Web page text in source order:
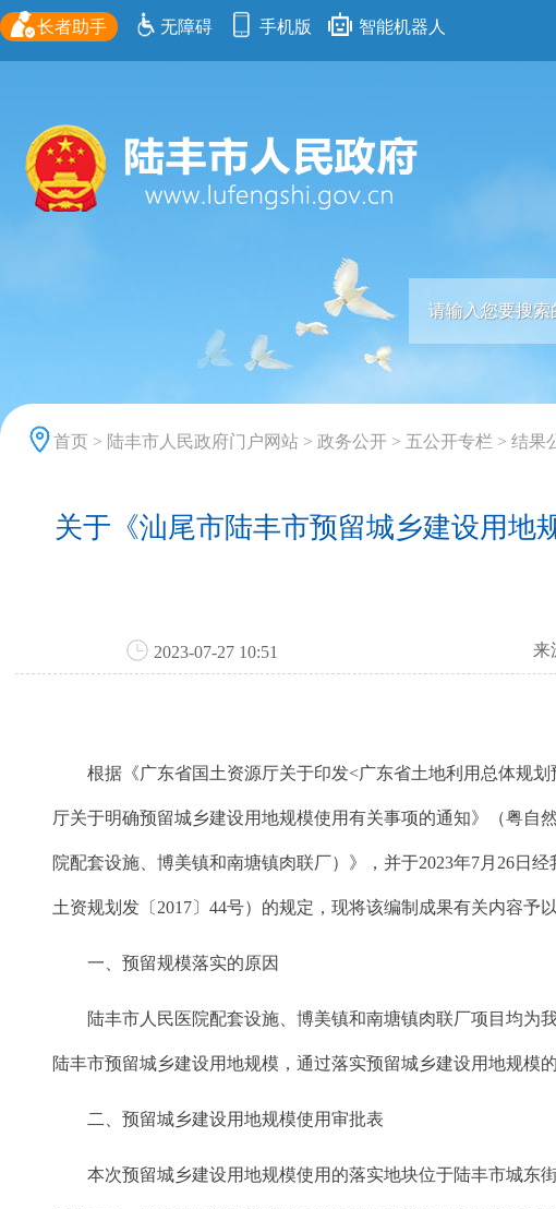
长者助手 无障碍 手机版 智能机器人
首页 > 陆丰市人民政府门户网站 > 政务公开 > 五公开专栏 > 结果
关于《汕尾市陆丰市预留城乡建设用地
2023-07-27 10:51 来
根据《广东省国土资源厅关于印发<广东省土地利用总体规划
厅关于明确预留城乡建设用地规模使用有关事项的通知》（粤自
院配套设施、博美镇和南塘镇肉联厂）》，并于2023年7月26日
土资规划发〔2017〕44号）的规定，现将该编制成果有关内容予以
一、预留规模落实的原因
陆丰市人民医院配套设施、博美镇和南塘镇肉联厂项目均为
陆丰市预留城乡建设用地规模，通过落实预留城乡建设用地规模
二、预留城乡建设用地规模使用审批表
本次预留城乡建设用地规模使用的落实地块位于陆丰市城东街